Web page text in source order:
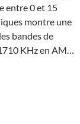
entre 0 et 15
montre une
bandes de
KHz en AM…